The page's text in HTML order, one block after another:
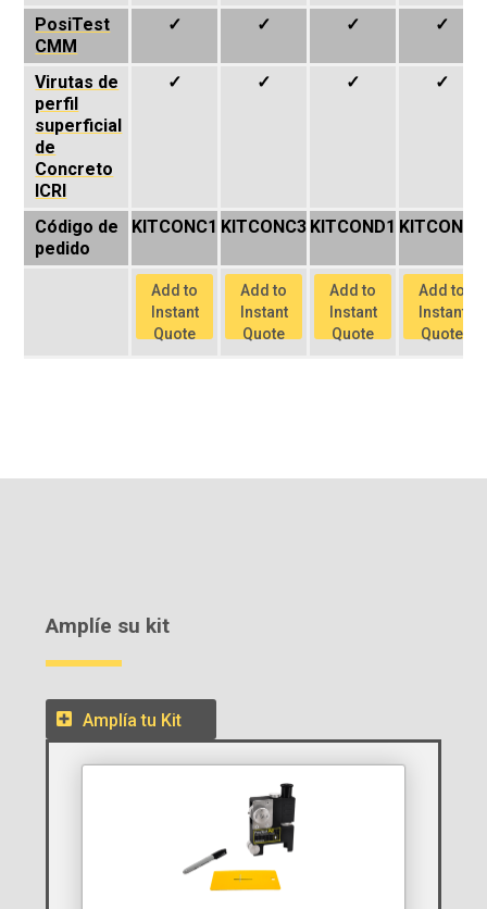
PosiTest
CMM
✓ ✓ ✓ ✓
Virutas de
perfil
superficial
de
Concreto
ICRI
✓ ✓ ✓ ✓
Código de
pedido
KITCONC1 KITCONC3 KITCOND1 KITCOND3
Add to
Instant
Quote
Add to
Instant
Quote
Add to
Instant
Quote
Add to
Instant
Quote
Amplíe su kit
Amplía tu Kit